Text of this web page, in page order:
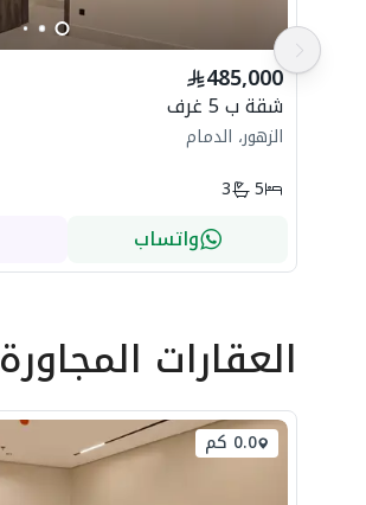
485,000
شقة ب 5 غرف
الزهور، الدمام
5
3
واتساب
العقارات المجاورة
0.0 كم